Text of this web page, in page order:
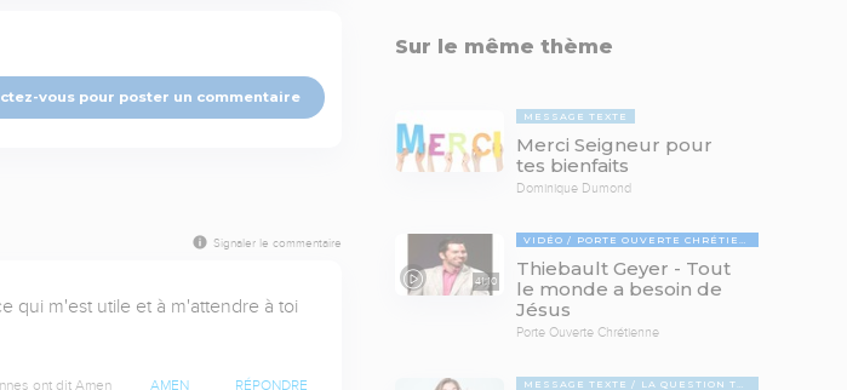
vous pour poster un commentaire
Signaler le commentaire
qui m'est utile et à m'attendre à toi
ont dit Amen AMEN RÉPONDRE
Sur le même thème
MESSAGE TEXTE
Merci Seigneur pour
tes bienfaits
Dominique Dumond
41:10
VIDÉO PORTE OUVERTE CHRÉTIENNE
Thiebault Geyer - Tout
le monde a besoin de
Jésus
Porte Ouverte Chrétienne
MESSAGE TEXTE LA QUESTION TABOUE